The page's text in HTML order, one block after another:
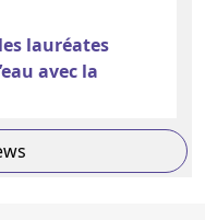
lauréates
avec la